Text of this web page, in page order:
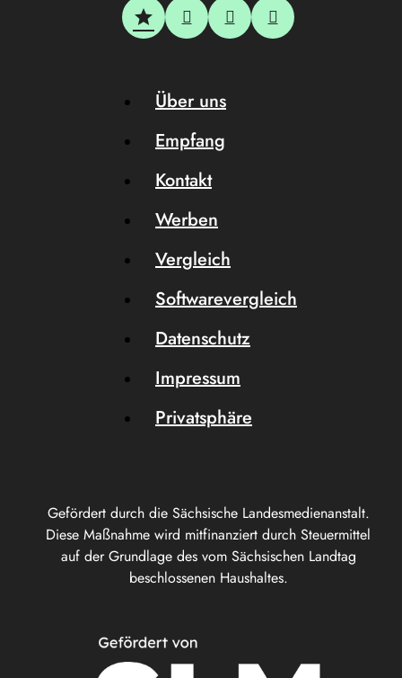
Gefördert durch die Sächsische Landesmedienanstalt.
Diese Maßnahme wird mitfinanziert durch Steuermittel
auf der Grundlage des vom Sächsischen Landtag
beschlossenen Haushaltes.
Über uns
Empfang
Kontakt
Werben
Vergleich
Softwarevergleich
Datenschutz
Impressum
Privatsphäre